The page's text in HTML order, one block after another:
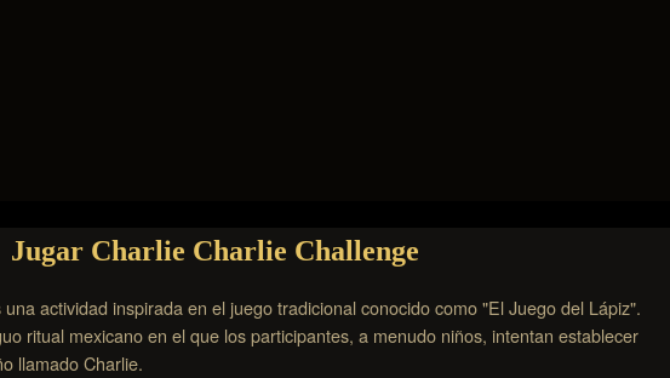
Jugar Charlie Charlie Challenge
actividad inspirada en el juego tradicional conocido como "El Juego del Lápiz".
ritual mexicano en el que los participantes, a menudo niños, intentan establecer
llamado Charlie.